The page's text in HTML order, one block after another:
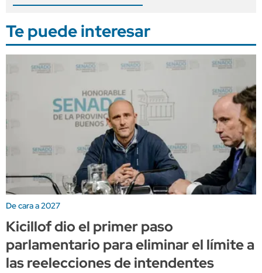
Te puede interesar
De cara a 2027
Kicillof dio el primer paso
parlamentario para eliminar el límite a
las reelecciones de intendentes